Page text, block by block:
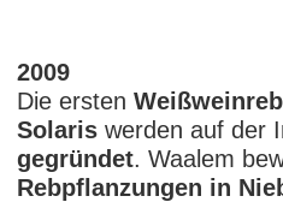
2009
Die ersten
Solaris werden auf der
gegründet. Waalem
Rebpflanzungen in